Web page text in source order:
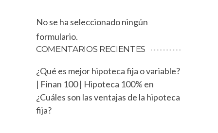
No se ha seleccionado ningún
formulario.
COMENTARIOS RECIENTES
¿Qué es mejor hipoteca fija o variable?
| Finan 100 | Hipoteca 100% en
¿Cuáles son las ventajas de la hipoteca
fija?